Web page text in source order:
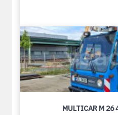
MULTICAR M